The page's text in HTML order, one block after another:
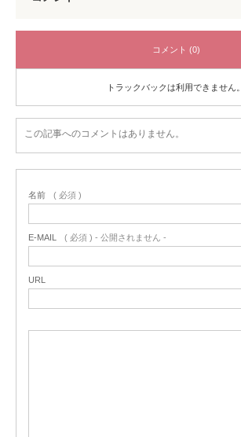
コメント (0)
トラックバックは利用できません。
この記事へのコメントはありません。
名前 ( 必須 )
E-MAIL ( 必須 ) - 公開されません -
URL